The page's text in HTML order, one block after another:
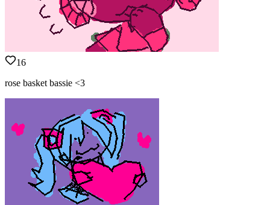
16
rose basket bassie <3